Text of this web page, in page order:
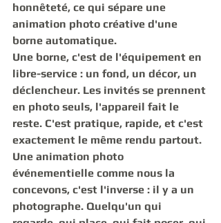
honnêteté, ce qui sépare une
animation photo créative d'une
borne automatique.
Une borne, c'est de l'équipement en
libre-service : un fond, un décor, un
déclencheur. Les invités se prennent
en photo seuls, l'appareil fait le
reste. C'est pratique, rapide, et c'est
exactement le même rendu partout.
Une animation photo
événementielle comme nous la
concevons, c'est l'inverse : il y a un
photographe. Quelqu'un qui